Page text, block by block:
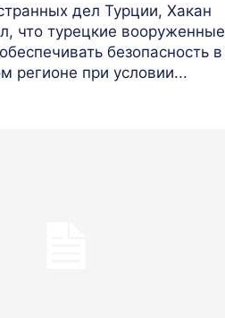
дел Турции, Хакан
что турецкие вооруженные
безопасность в
регионе при условии...